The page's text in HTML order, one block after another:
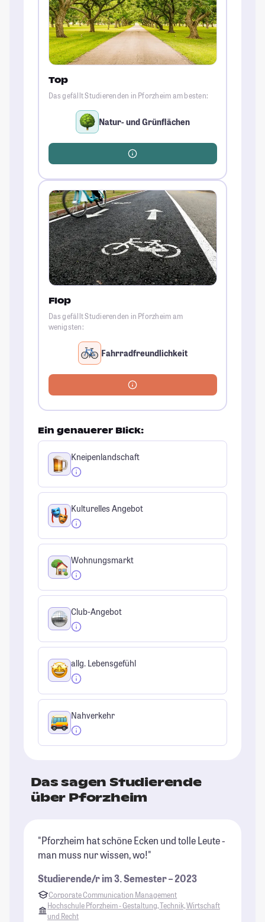
Top
Das gefällt Studierenden in Pforzheim am besten:
Natur- und Grünflächen
Flop
Das gefällt Studierenden in Pforzheim am
wenigsten:
Fahrradfreundlichkeit
Ein genauerer Blick:
Kneipenlandschaft
Kulturelles Angebot
Wohnungsmarkt
Club-Angebot
allg. Lebensgefühl
Nahverkehr
Das sagen Studierende
über Pforzheim
"Pforzheim hat schöne Ecken und tolle Leute -
man muss nur wissen, wo!"
Studierende/r im 3. Semester – 2023
Corporate Communication Management
Hochschule Pforzheim - Gestaltung, Technik, Wirtschaft
und Recht